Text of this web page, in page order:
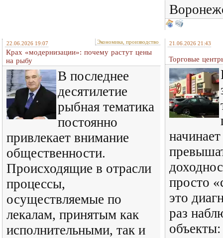
22.06.2026 19:07 Экономика, производство
Крах «модернизации»: почему растут цены
на рыбу
В последнее
десятилетие
рыбная тематика
постоянно
привлекает внимание
общественности.
Происходящие в отрасли
процессы,
осуществляемые по
лекалам, принятым как
исполнительными, так и
21.06.2026 21:43
Торговые
просто
это
раз